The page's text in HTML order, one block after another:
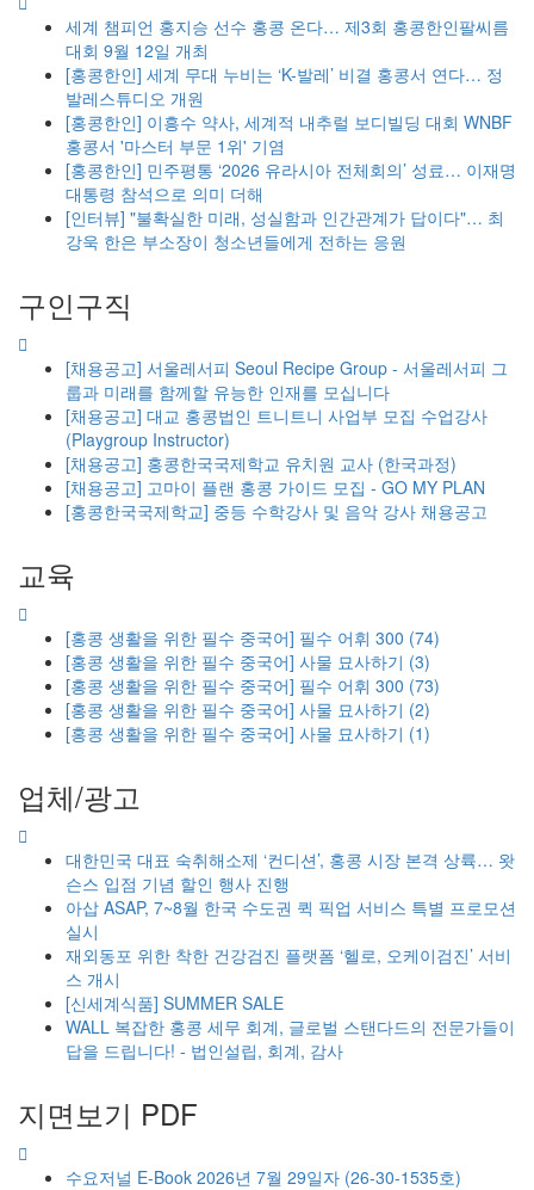
세계 챔피언 홍지승 선수 홍콩 온다… 제3회 홍콩한인팔씨름
대회 9월 12일 개최
[홍콩한인] 세계 무대 누비는 ‘K-발레’ 비결 홍콩서 연다… 정
발레스튜디오 개원
[홍콩한인] 이흥수 약사, 세계적 내추럴 보디빌딩 대회 WNBF
홍콩서 '마스터 부문 1위' 기염
[홍콩한인] 민주평통 ‘2026 유라시아 전체회의’ 성료… 이재명
대통령 참석으로 의미 더해
[인터뷰] "불확실한 미래, 성실함과 인간관계가 답이다"… 최
강욱 한은 부소장이 청소년들에게 전하는 응원
구인구직
[채용공고] 서울레서피 Seoul Recipe Group - 서울레서피 그
룹과 미래를 함께할 유능한 인재를 모십니다
[채용공고] 대교 홍콩법인 트니트니 사업부 모집 수업강사
(Playgroup Instructor)
[채용공고] 홍콩한국국제학교 유치원 교사 (한국과정)
[채용공고] 고마이 플랜 홍콩 가이드 모집 - GO MY PLAN
[홍콩한국국제학교] 중등 수학강사 및 음악 강사 채용공고
교육
[홍콩 생활을 위한 필수 중국어] 필수 어휘 300 (74)
[홍콩 생활을 위한 필수 중국어] 사물 묘사하기 (3)
[홍콩 생활을 위한 필수 중국어] 필수 어휘 300 (73)
[홍콩 생활을 위한 필수 중국어] 사물 묘사하기 (2)
[홍콩 생활을 위한 필수 중국어] 사물 묘사하기 (1)
업체/광고
대한민국 대표 숙취해소제 ‘컨디션’, 홍콩 시장 본격 상륙… 왓
슨스 입점 기념 할인 행사 진행
아삽 ASAP, 7~8월 한국 수도권 퀵 픽업 서비스 특별 프로모션
실시
재외동포 위한 착한 건강검진 플랫폼 ‘헬로, 오케이검진’ 서비
스 개시
[신세계식품] SUMMER SALE
WALL 복잡한 홍콩 세무 회계, 글로벌 스탠다드의 전문가들이
답을 드립니다! - 법인설립, 회계, 감사
지면보기 PDF
수요저널 E-Book 2026년 7월 29일자 (26-30-1535호)